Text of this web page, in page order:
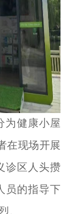
为健康小屋
在现场开展
诊区人头攒
员的指导下